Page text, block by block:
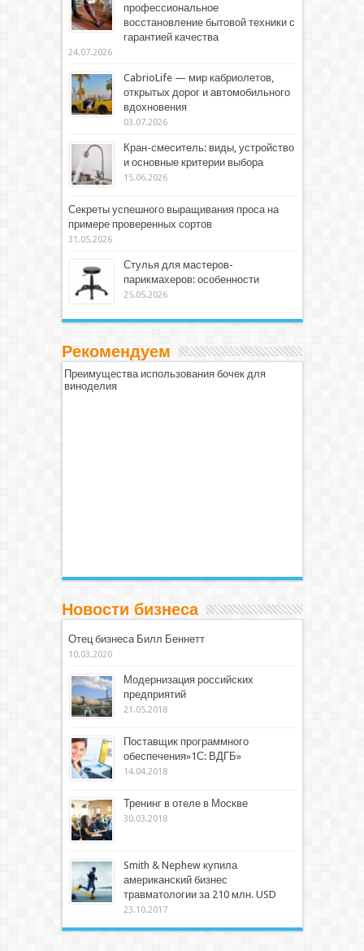
профессиональное
восстановление бытовой техники с
гарантией качества
24.07.2026
CabrioLife — мир кабриолетов,
открытых дорог и автомобильного
вдохновения
03.07.2026
Кран-смеситель: виды, устройство
и основные критерии выбора
15.06.2026
Секреты успешного выращивания проса на
примере проверенных сортов
31.05.2026
Стулья для мастеров-
парикмахеров: особенности
25.05.2026
Рекомендуем
Преимущества использования бочек для
виноделия
Новости бизнеса
Отец бизнеса Билл Беннетт
10.03.2020
Модернизация российских
предприятий
21.05.2018
Поставщик программного
обеспечения»1С: ВДГБ»
14.04.2018
Тренинг в отеле в Москве
30.03.2018
Smith & Nephew купила
американский бизнес
травматологии за 210 млн. USD
23.10.2017